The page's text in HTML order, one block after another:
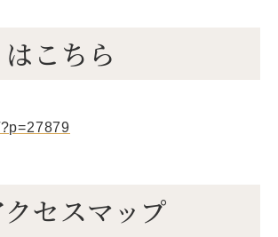
こちら
セスマップ